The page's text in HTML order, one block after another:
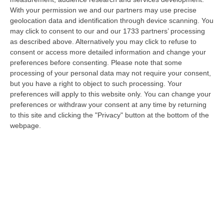
With your permission we and our partners may use precise
geolocation data and identification through device scanning. You
may click to consent to our and our 1733 partners’ processing
as described above. Alternatively you may click to refuse to
consent or access more detailed information and change your
preferences before consenting.
Please note that some
processing of your personal data may not require your consent,
but you have a right to object to such processing. Your
preferences will apply to this website only. You can change your
preferences or withdraw your consent at any time by returning
to this site and clicking the "Privacy" button at the bottom of the
webpage.
09 Agosto, 17:30
Violento Scontro Nel Vibonese, Nuovo Incidente Sulla Ex Statale
522 A Briatico: Un Ferito
“VIBO VALENTIA A poche ore dalla tragica morte di una donna a causa di
un incidente avvenuto tra Zambrone e Briatico, un altro grave sinistr…
09 Agosto, 15:39
Pronto Soccorso In Affanno, In Estate Mancano 7 Mila Medici
“La carenza di medici nei Pronto soccorso si aggrava d’estate, quando
alle scoperture strutturali degli organici si aggiungono le assenze pe…
09 Agosto, 15:13